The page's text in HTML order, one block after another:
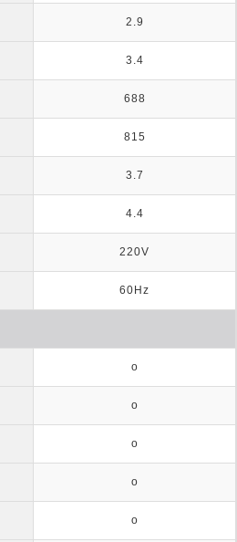
2.9
3.4
688
815
3.7
4.4
220V
60Hz
o
o
o
o
o